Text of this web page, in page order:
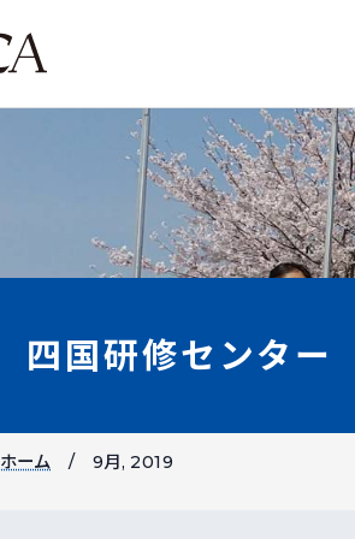
四国研修センター
ホーム 9月, 2019